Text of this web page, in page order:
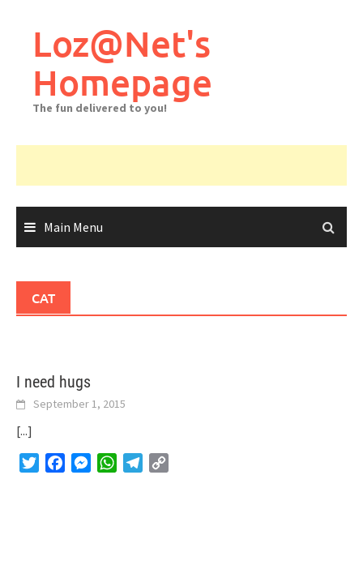
Loz@Net's
Homepage
The fun delivered to you!
Main Menu
CAT
I need hugs
September 1, 2015
[...]
TwitterFacebookMessengerWhatsAppTelegram